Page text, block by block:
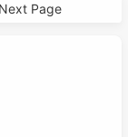
Next Page